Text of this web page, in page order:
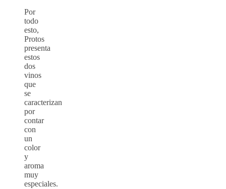
Por
todo
esto,
Protos
presenta
estos
dos
vinos
que
se
caracterizan
por
contar
con
un
color
y
aroma
muy
especiales.